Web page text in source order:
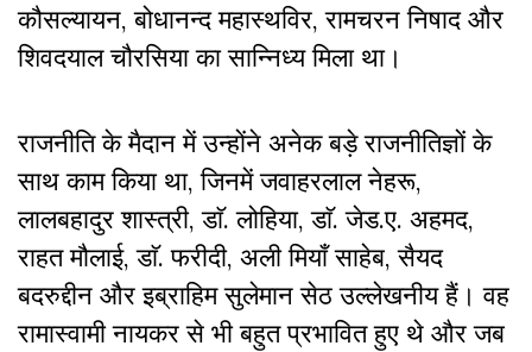
कौसल्यायन, बोधानन्द महास्थविर, रामचरन निषाद और
शिवदयाल चौरसिया का सान्निध्य मिला था।
राजनीति के मैदान में उन्होंने अनेक बड़े राजनीतिज्ञों के
साथ काम किया था, जिनमें जवाहरलाल नेहरू,
लालबहादुर शास्त्री, डाॅ. लोहिया, डाॅ. जेड.ए. अहमद,
राहत मौलाई, डाॅ. फरीदी, अली मियाँ साहेब, सैयद
बदरुद्दीन और इब्राहिम सुलेमान सेठ उल्लेखनीय हैं। वह
रामास्वामी नायकर से भी बहुत प्रभावित हुए थे और जब